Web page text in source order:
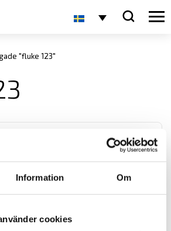
Information Om
cookies
"fluke 123"